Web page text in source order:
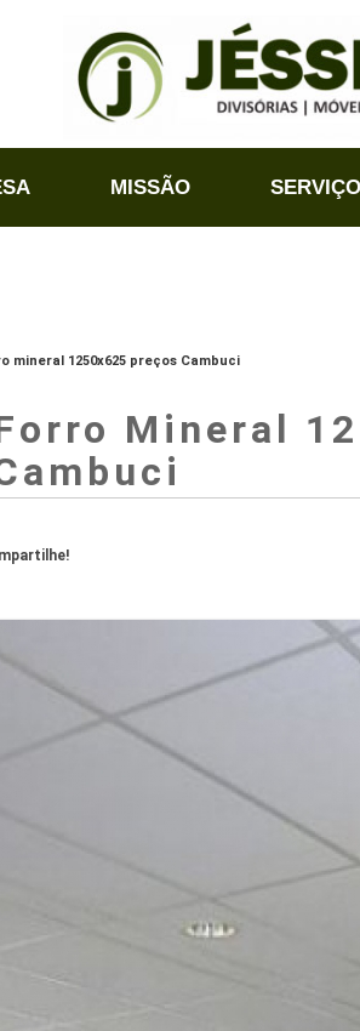
MISSÃO
mineral 1250x625 preços Cambuci
Mineral